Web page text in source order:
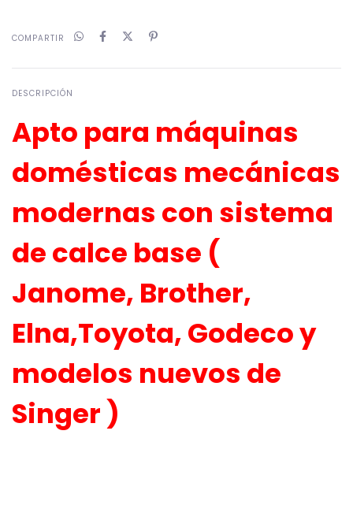
COMPARTIR
DESCRIPCIÓN
Apto para máquinas
domésticas mecánicas
modernas con sistema
de calce base (
Janome, Brother,
Elna,Toyota, Godeco y
modelos nuevos de
Singer )